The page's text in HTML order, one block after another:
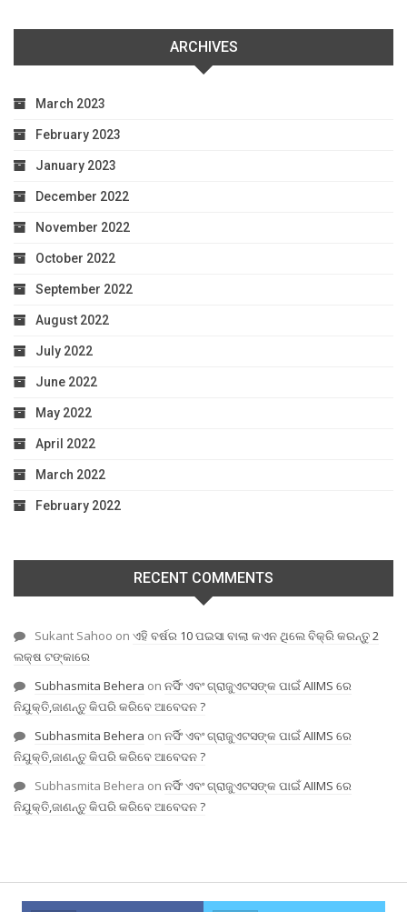
ARCHIVES
March 2023
February 2023
January 2023
December 2022
November 2022
October 2022
September 2022
August 2022
July 2022
June 2022
May 2022
April 2022
March 2022
February 2022
RECENT COMMENTS
Sukant Sahoo on ଏହି ବର୍ଷର 10 ପଇସା ବାଲା କଏନ ଥିଲେ ବିକ୍ରି କରନ୍ତୁ 2
ଲକ୍ଷ ଟଙ୍କାରେ
Subhasmita Behera on ନର୍ସିଂ ଏବଂ ଗ୍ରାଜୁଏଟସଙ୍କ ପାଇଁ AIIMS ରେ
ନିଯୁକ୍ତି,ଜାଣନ୍ତୁ କିପରି କରିବେ ଆବେଦନ ?
Subhasmita Behera on ନର୍ସିଂ ଏବଂ ଗ୍ରାଜୁଏଟସଙ୍କ ପାଇଁ AIIMS ରେ
ନିଯୁକ୍ତି,ଜାଣନ୍ତୁ କିପରି କରିବେ ଆବେଦନ ?
Subhasmita Behera on ନର୍ସିଂ ଏବଂ ଗ୍ରାଜୁଏଟସଙ୍କ ପାଇଁ AIIMS ରେ
ନିଯୁକ୍ତି,ଜାଣନ୍ତୁ କିପରି କରିବେ ଆବେଦନ ?